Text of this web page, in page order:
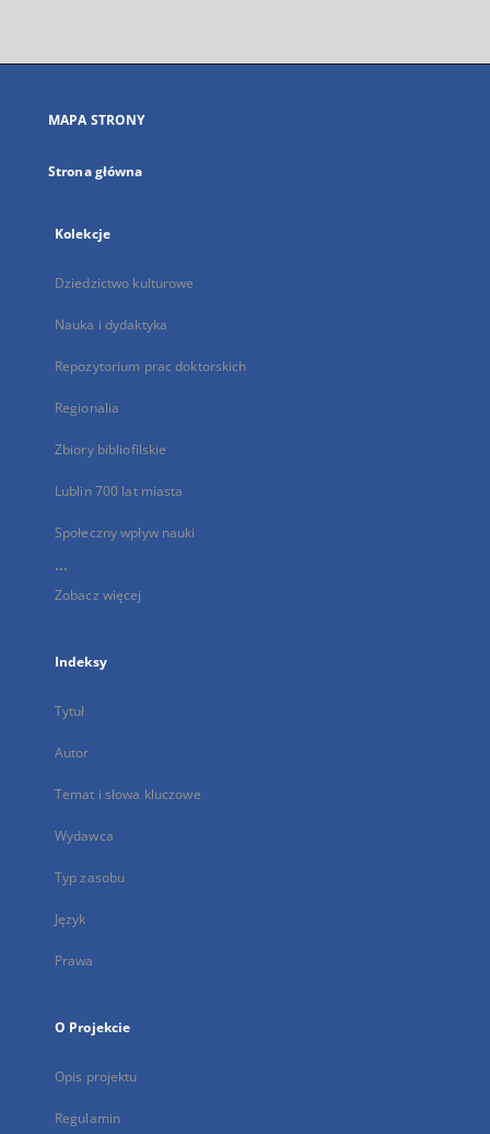
się
karcie
MAPA STRONY
Strona główna
Kolekcje
Dziedzictwo kulturowe
Nauka i dydaktyka
Repozytorium prac doktorskich
Regionalia
Zbiory bibliofilskie
Lublin 700 lat miasta
Społeczny wpływ nauki
...
Zobacz więcej
Indeksy
Tytuł
Autor
Temat i słowa kluczowe
Wydawca
Typ zasobu
Język
Prawa
O Projekcie
Opis projektu
Regulamin